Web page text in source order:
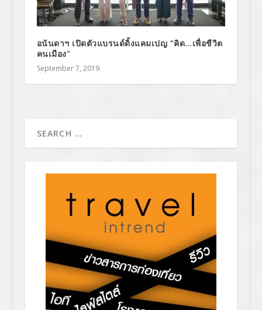
อนันดาฯ เปิดตัวแบรนด์ดิ้งแคมเปญ “คิด…เพื่อชีวิต
คนเมือง”
September 7, 2019